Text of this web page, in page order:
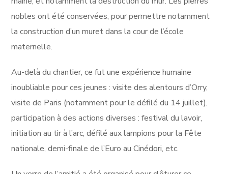
nobles ont été conservées, pour permettre notamment
la construction d’un muret dans la cour de l’école
maternelle.
Au-delà du chantier, ce fut une expérience humaine
inoubliable pour ces jeunes : visite des alentours d’Orry,
visite de Paris (notamment pour le défilé du 14 juillet),
participation à des actions diverses : festival du lavoir,
initiation au tir à l’arc, défilé aux lampions pour la Fête
nationale, demi-finale de l’Euro au Cinédori, etc.